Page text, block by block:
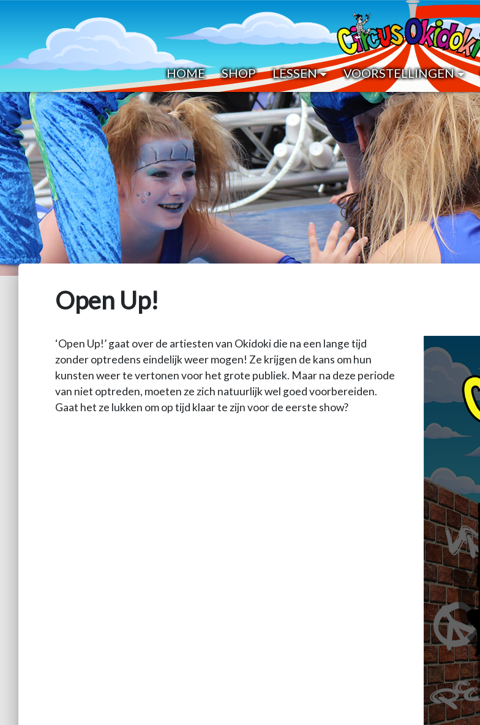
HOME SHOP LESSEN VOORSTELLINGEN
Open Up!
‘Open Up!’ gaat over de artiesten van Okidoki die na een lange tijd
zonder optredens eindelijk weer mogen! Ze krijgen de kans om hun
kunsten weer te vertonen voor het grote publiek. Maar na deze periode
van niet optreden, moeten ze zich natuurlijk wel goed voorbereiden.
Gaat het ze lukken om op tijd klaar te zijn voor de eerste show?